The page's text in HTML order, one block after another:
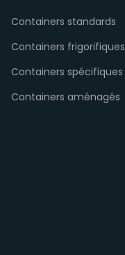
Containers standards
Containers frigorifiques
Containers spécifiques
Containers aménagés